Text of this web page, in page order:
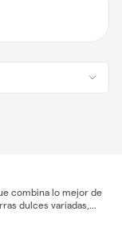
combina lo mejor de
dulces variadas,